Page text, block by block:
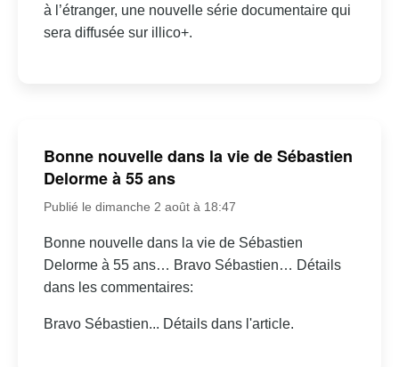
à l’étranger, une nouvelle série documentaire qui
sera diffusée sur illico+.
Bonne nouvelle dans la vie de Sébastien
Delorme à 55 ans
Publié le dimanche 2 août à 18:47
Bonne nouvelle dans la vie de Sébastien
Delorme à 55 ans… Bravo Sébastien… Détails
dans les commentaires:
Bravo Sébastien... Détails dans l'article.